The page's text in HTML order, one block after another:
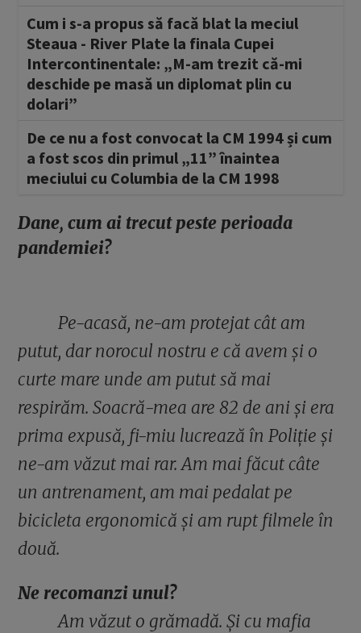
Cum i s-a propus să facă blat la meciul
Steaua - River Plate la finala Cupei
Intercontinentale: „M-am trezit că-mi
deschide pe masă un diplomat plin cu
dolari”
De ce nu a fost convocat la CM 1994 și cum
a fost scos din primul „11” înaintea
meciului cu Columbia de la CM 1998
Dane, cum ai trecut peste perioada
pandemiei?
Pe-acasă, ne-am protejat cât am
putut, dar norocul nostru e că avem și o
curte mare unde am putut să mai
respirăm. Soacră-mea are 82 de ani și era
prima expusă, fi-miu lucrează în Poliție și
ne-am văzut mai rar. Am mai făcut câte
un antrenament, am mai pedalat pe
bicicleta ergonomică și am rupt filmele în
două.
Ne recomanzi unul?
Am văzut o grămadă. Și cu mafia